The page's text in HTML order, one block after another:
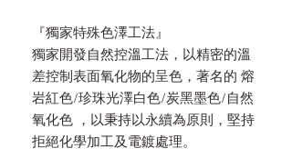
『獨家特殊色澤工法』
獨家開發自然控溫工法，以精密的溫
差控制表面氧化物的呈色，著名的 熔
岩紅色/珍珠光澤白色/炭黑墨色/自然
氧化色 ，以秉持以永續為原則，堅持
拒絕化學加工及電鍍處理。